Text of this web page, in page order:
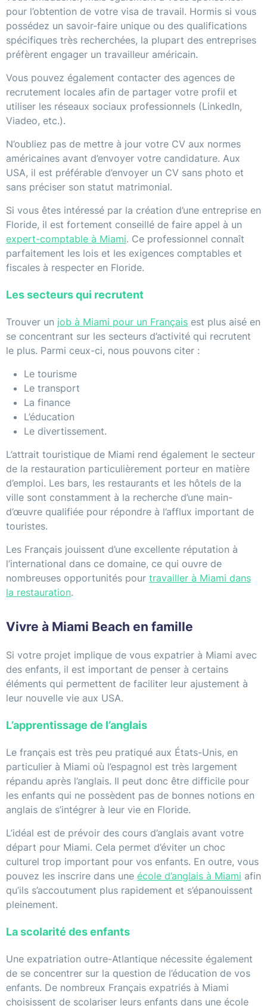
pour l’obtention de votre visa de travail. Hormis si vous
possédez un savoir-faire unique ou des qualifications
spécifiques très recherchées, la plupart des entreprises
préfèrent engager un travailleur américain.
Vous pouvez également contacter des agences de
recrutement locales afin de partager votre profil et
utiliser les réseaux sociaux professionnels (LinkedIn,
Viadeo, etc.).
N’oubliez pas de mettre à jour votre CV aux normes
américaines avant d’envoyer votre candidature. Aux
USA, il est préférable d’envoyer un CV sans photo et
sans préciser son statut matrimonial.
Si vous êtes intéressé par la création d’une entreprise en
Floride, il est fortement conseillé de faire appel à un
expert-comptable à Miami. Ce professionnel connaît
parfaitement les lois et les exigences comptables et
fiscales à respecter en Floride.
Les secteurs qui recrutent
Trouver un job à Miami pour un Français est plus aisé en
se concentrant sur les secteurs d’activité qui recrutent
le plus. Parmi ceux-ci, nous pouvons citer :
Le tourisme
Le transport
La finance
L’éducation
Le divertissement.
L’attrait touristique de Miami rend également le secteur
de la restauration particulièrement porteur en matière
d’emploi. Les bars, les restaurants et les hôtels de la
ville sont constamment à la recherche d’une main-
d’œuvre qualifiée pour répondre à l’afflux important de
touristes.
Les Français jouissent d’une excellente réputation à
l’international dans ce domaine, ce qui ouvre de
nombreuses opportunités pour travailler à Miami dans
la restauration.
Vivre à Miami Beach en famille
Si votre projet implique de vous expatrier à Miami avec
des enfants, il est important de penser à certains
éléments qui permettent de faciliter leur ajustement à
leur nouvelle vie aux USA.
L’apprentissage de l’anglais
Le français est très peu pratiqué aux États-Unis, en
particulier à Miami où l’espagnol est très largement
répandu après l’anglais. Il peut donc être difficile pour
les enfants qui ne possèdent pas de bonnes notions en
anglais de s’intégrer à leur vie en Floride.
L’idéal est de prévoir des cours d’anglais avant votre
départ pour Miami. Cela permet d’éviter un choc
culturel trop important pour vos enfants. En outre, vous
pouvez les inscrire dans une école d’anglais à Miami afin
qu’ils s’accoutument plus rapidement et s’épanouissent
pleinement.
La scolarité des enfants
Une expatriation outre-Atlantique nécessite également
de se concentrer sur la question de l’éducation de vos
enfants. De nombreux Français expatriés à Miami
choisissent de scolariser leurs enfants dans une école